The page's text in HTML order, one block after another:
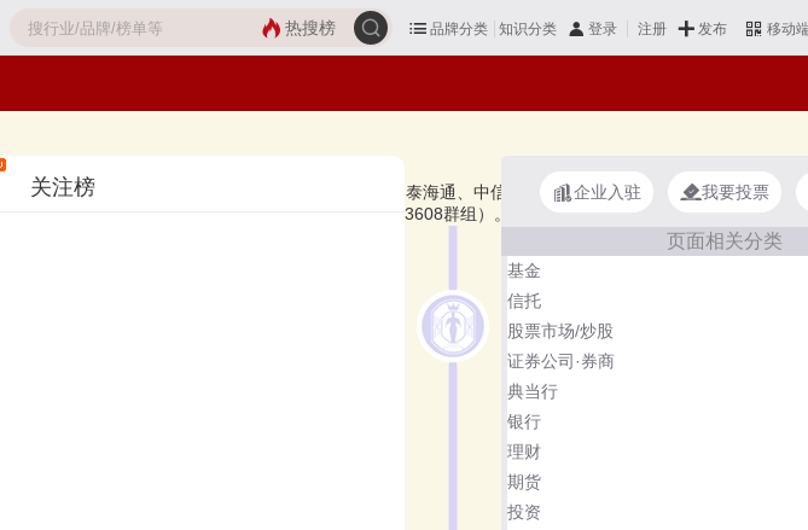
品牌分类 知识分类 登录 注册 发布 移动
热搜榜
行、招商银行、交通银行、招商证券、兴业银行、国泰海通、中信证券等，上榜基金托管十大榜单和著名
意的！基金托管品牌主要属于商标分类的第36类（3608群组）。榜单更新时间：2026年07月23日（每
关注榜 企业入驻 我要投票
页面相关分类
基金
信托
股票市场/炒股
证券公司·券商
典当行
银行
理财
期货
投资